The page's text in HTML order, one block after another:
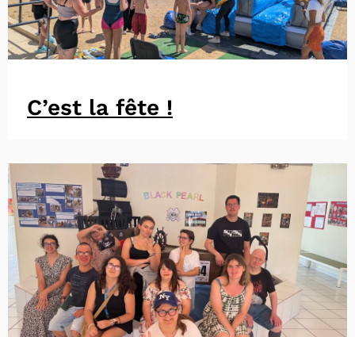
C’est la fête !